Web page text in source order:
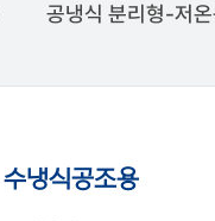
공냉식 분리형-저
수냉식공조용